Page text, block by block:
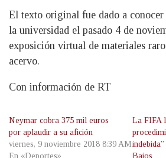
El texto original fue dado a
la universidad el pasado 4 de
exposición virtual de materiales
acervo.
Con información de RT
Neymar cobra 375 mil euros
por aplaudir a su afición
viernes, 9 noviembre 2018 8:39 AM
En «Deportes»
La FIFA
Bajos